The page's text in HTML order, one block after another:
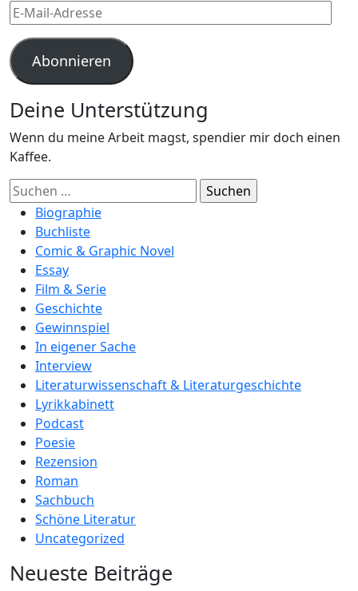
E-
Mail-
Adresse
Abonnieren
Deine Unterstützung
Wenn du meine Arbeit magst, spendier mir doch einen
Kaffee.
Suchen
nach:Biographie
Buchliste
Comic & Graphic Novel
Essay
Film & Serie
Geschichte
Gewinnspiel
In eigener Sache
Interview
Literaturwissenschaft & Literaturgeschichte
Lyrikkabinett
Podcast
Poesie
Rezension
Roman
Sachbuch
Schöne Literatur
Uncategorized
Neueste Beiträge